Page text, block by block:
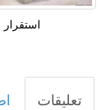
تعليقات